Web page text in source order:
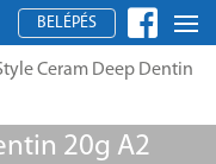
BELÉPÉS
Ceram Deep Dentin
20g A2